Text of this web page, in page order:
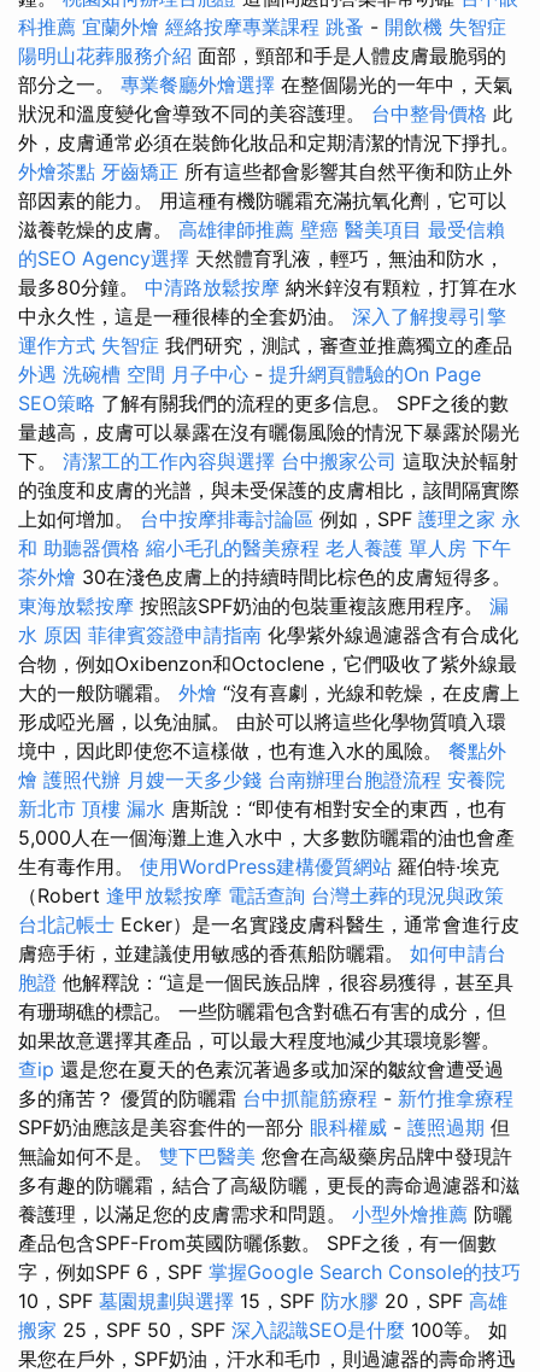
科推薦 宜蘭外燴 經絡按摩專業課程 跳蚤 - 開飲機 失智症
陽明山花葬服務介紹 面部，頸部和手是人體皮膚最脆弱的
部分之一。 專業餐廳外燴選擇 在整個陽光的一年中，天氣
狀況和溫度變化會導致不同的美容護理。 台中整骨價格 此
外，皮膚通常必須在裝飾化妝品和定期清潔的情況下掙扎。
外燴茶點 牙齒矯正 所有這些都會影響其自然平衡和防止外
部因素的能力。 用這種有機防曬霜充滿抗氧化劑，它可以
滋養乾燥的皮膚。 高雄律師推薦 壁癌 醫美項目 最受信賴
的SEO Agency選擇 天然體育乳液，輕巧，無油和防水，
最多80分鐘。 中清路放鬆按摩 納米鋅沒有顆粒，打算在水
中永久性，這是一種很棒的全套奶油。 深入了解搜尋引擎
運作方式 失智症 我們研究，測試，審查並推薦獨立的產品
外遇 洗碗槽 空間 月子中心 - 提升網頁體驗的On Page
SEO策略 了解有關我們的流程的更多信息。 SPF之後的數
量越高，皮膚可以暴露在沒有曬傷風險的情況下暴露於陽光
下。 清潔工的工作內容與選擇 台中搬家公司 這取決於輻射
的強度和皮膚的光譜，與未受保護的皮膚相比，該間隔實際
上如何增加。 台中按摩排毒討論區 例如，SPF 護理之家 永
和 助聽器價格 縮小毛孔的醫美療程 老人養護 單人房 下午
茶外燴 30在淺色皮膚上的持續時間比棕色的皮膚短得多。
東海放鬆按摩 按照該SPF奶油的包裝重複該應用程序。 漏
水 原因 菲律賓簽證申請指南 化學紫外線過濾器含有合成化
合物，例如Oxibenzon和Octoclene，它們吸收了紫外線最
大的一般防曬霜。 外燴 “沒有喜劇，光線和乾燥，在皮膚上
形成啞光層，以免油膩。 由於可以將這些化學物質噴入環
境中，因此即使您不這樣做，也有進入水的風險。 餐點外
燴 護照代辦 月嫂一天多少錢 台南辦理台胞證流程 安養院
新北市 頂樓 漏水 唐斯說：“即使有相對安全的東西，也有
5,000人在一個海灘上進入水中，大多數防曬霜的油也會產
生有毒作用。 使用WordPress建構優質網站 羅伯特·埃克
（Robert 逢甲放鬆按摩 電話查詢 台灣土葬的現況與政策
台北記帳士 Ecker）是一名實踐皮膚科醫生，通常會進行皮
膚癌手術，並建議使用敏感的香蕉船防曬霜。 如何申請台
胞證 他解釋說：“這是一個民族品牌，很容易獲得，甚至具
有珊瑚礁的標記。 一些防曬霜包含對礁石有害的成分，但
如果故意選擇其產品，可以最大程度地減少其環境影響。
查ip 還是您在夏天的色素沉著過多或加深的皺紋會遭受過
多的痛苦？ 優質的防曬霜 台中抓龍筋療程 - 新竹推拿療程
SPF奶油應該是美容套件的一部分 眼科權威 - 護照過期 但
無論如何不是。 雙下巴醫美 您會在高級藥房品牌中發現許
多有趣的防曬霜，結合了高級防曬，更長的壽命過濾器和滋
養護理，以滿足您的皮膚需求和問題。 小型外燴推薦 防曬
產品包含SPF-From英國防曬係數。 SPF之後，有一個數
字，例如SPF 6，SPF 掌握Google Search Console的技巧
10，SPF 墓園規劃與選擇 15，SPF 防水膠 20，SPF 高雄
搬家 25，SPF 50，SPF 深入認識SEO是什麼 100等。 如
果您在戶外，SPF奶油，汗水和毛巾，則過濾器的壽命將迅